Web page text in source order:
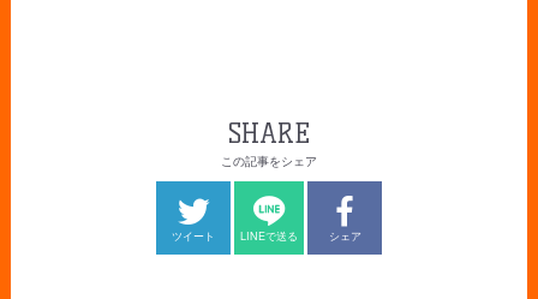
SHARE
この記事をシェア
ツイート LINEで送る シェア